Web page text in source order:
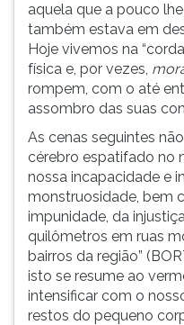
aquela que a pouco
também estava em
Hoje vivemos na
física e, por vezes,
rompem, com o até
assombro das suas
As cenas seguintes
cérebro espatifado no
nossa incapacidade e
monstruosidade, bem
impunidade, da
quilômetros em ruas
bairros da região”
isto se resume ao
intensificar com o
restos do pequeno